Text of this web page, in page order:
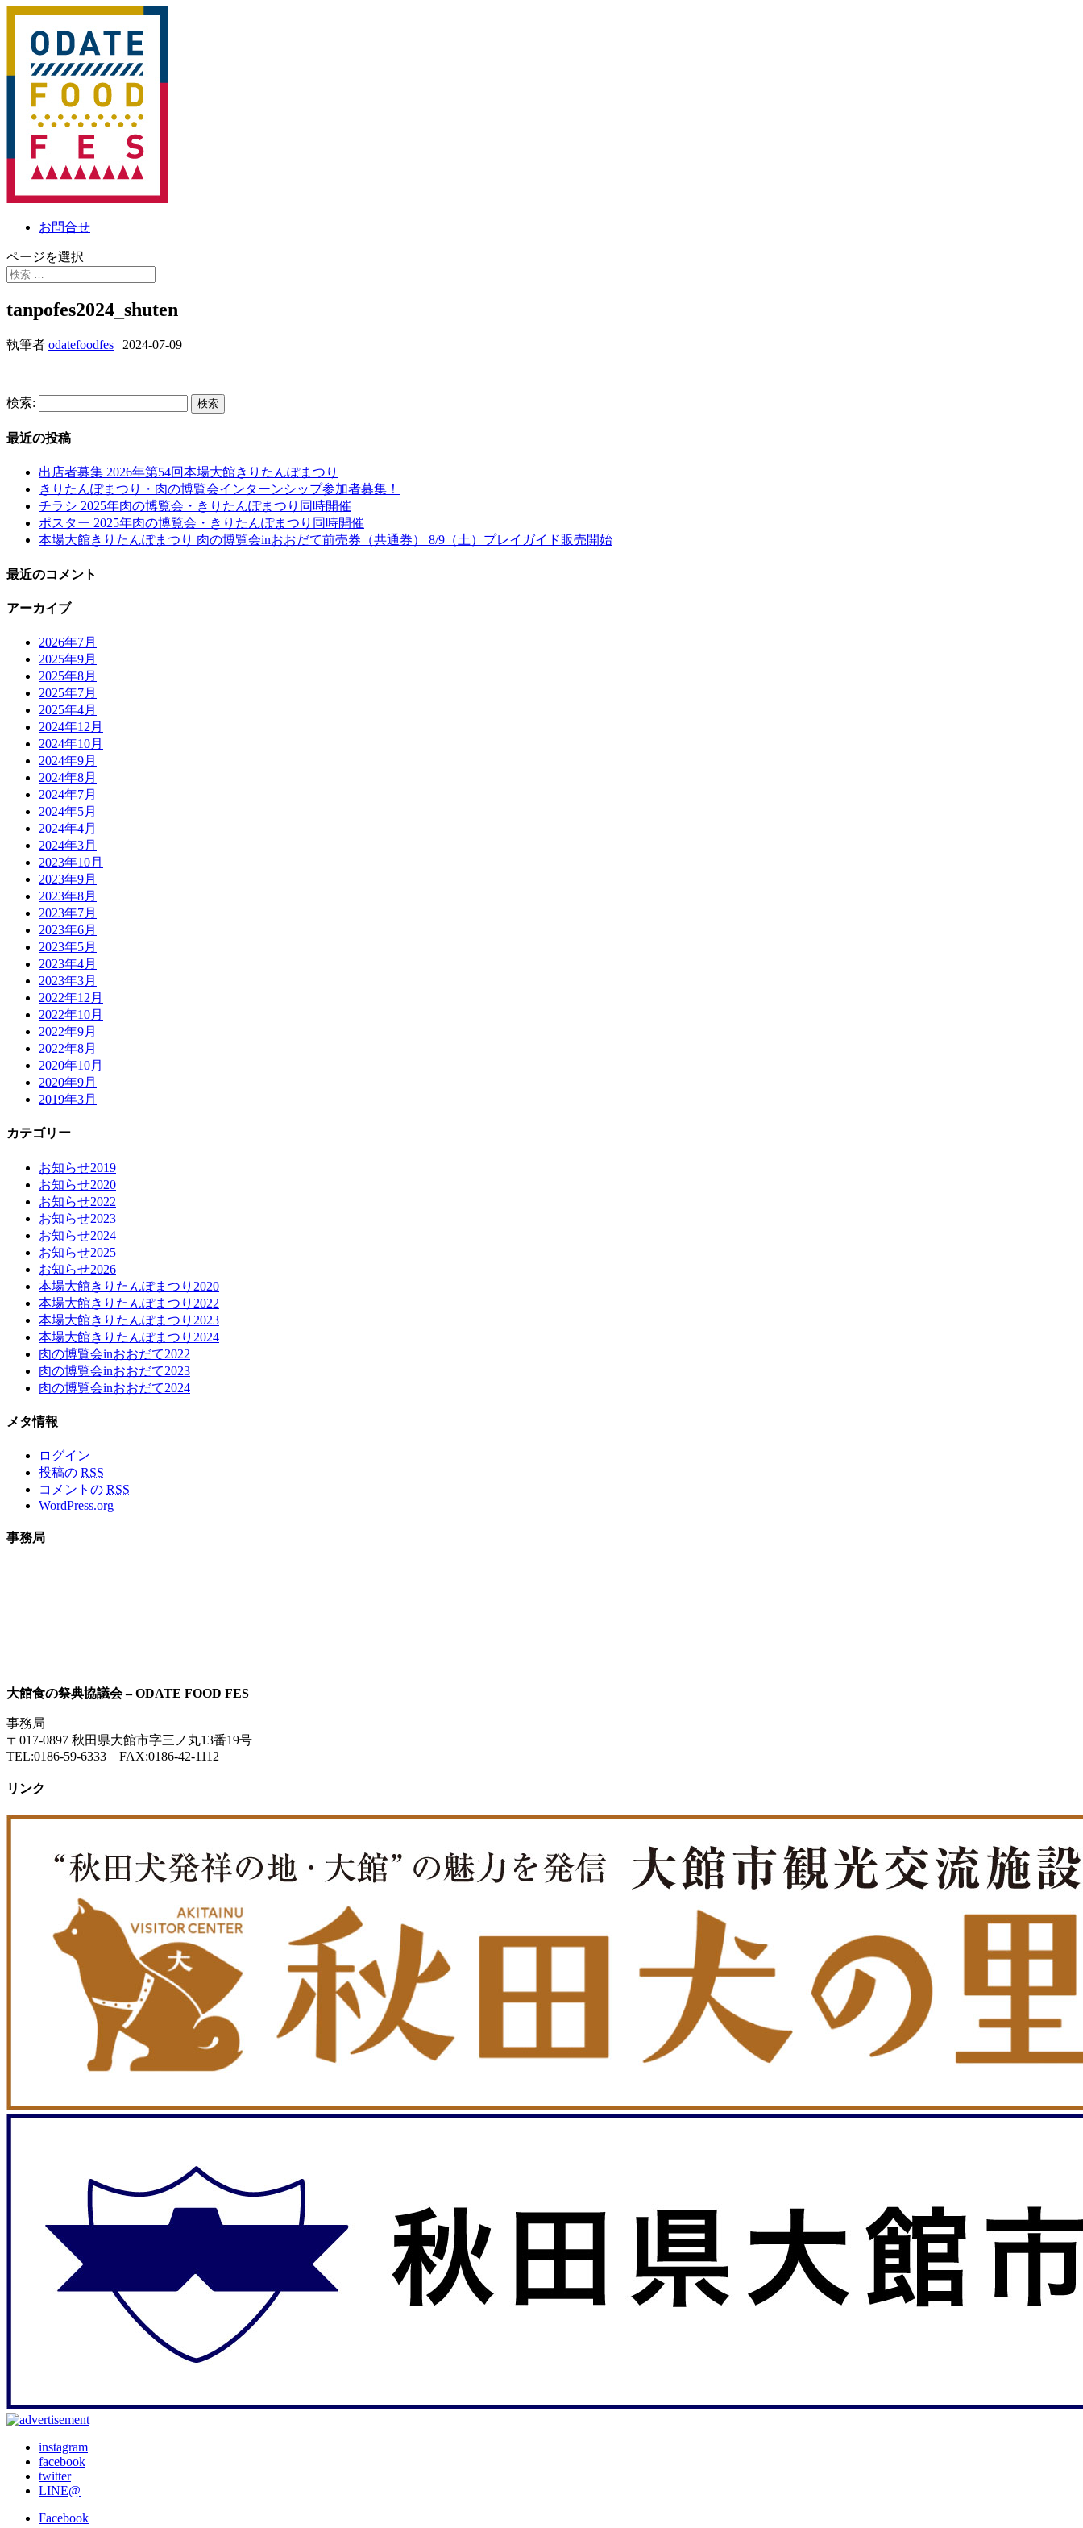
お問合せ
ページを選択
tanpofes2024_shuten
執筆者 odatefoodfes | 2024-07-09
検索:
最近の投稿
出店者募集 2026年第54回本場大館きりたんぽまつり
きりたんぽまつり・肉の博覧会インターンシップ参加者募集！
チラシ 2025年肉の博覧会・きりたんぽまつり同時開催
ポスター 2025年肉の博覧会・きりたんぽまつり同時開催
本場大館きりたんぽまつり 肉の博覧会inおおだて前売券（共通券） 8/9（土）プレイガイド販売開始
最近のコメント
アーカイブ
2026年7月
2025年9月
2025年8月
2025年7月
2025年4月
2024年12月
2024年10月
2024年9月
2024年8月
2024年7月
2024年5月
2024年4月
2024年3月
2023年10月
2023年9月
2023年8月
2023年7月
2023年6月
2023年5月
2023年4月
2023年3月
2022年12月
2022年10月
2022年9月
2022年8月
2020年10月
2020年9月
2019年3月
カテゴリー
お知らせ2019
お知らせ2020
お知らせ2022
お知らせ2023
お知らせ2024
お知らせ2025
お知らせ2026
本場大館きりたんぽまつり2020
本場大館きりたんぽまつり2022
本場大館きりたんぽまつり2023
本場大館きりたんぽまつり2024
肉の博覧会inおおだて2022
肉の博覧会inおおだて2023
肉の博覧会inおおだて2024
メタ情報
ログイン
投稿の RSS
コメントの RSS
WordPress.org
事務局
大館食の祭典協議会 – ODATE FOOD FES
事務局
〒017-0897 秋田県大館市字三ノ丸13番19号
TEL:0186-59-6333 FAX:0186-42-1112
リンク
instagram
facebook
twitter
LINE@
Facebook